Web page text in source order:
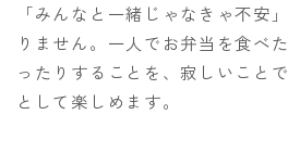
「みんなと一緒じゃなきゃ不安
りません。一人でお弁当を食べ
ったりすることを、寂しいこと
として楽しめます。